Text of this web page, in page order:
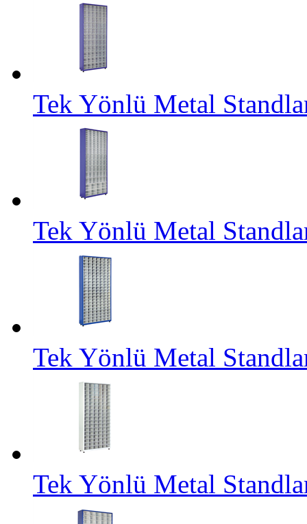
Tek Yönlü Metal
Tek Yönlü Metal
Tek Yönlü Metal
Tek Yönlü Metal